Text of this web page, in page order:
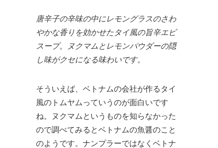
唐辛子の辛味の中にレモングラスのさわ
やかな香りを効かせたタイ風の旨辛エビ
スープ。ヌクマムとレモンパウダーの隠
し味がクセになる味わいです。
そういえば、ベトナムの会社が作るタイ
風のトムヤムっていうのが面白いです
ね。ヌクマムというものを知らなかった
ので調べてみるとベトナムの魚醤のこと
のようです。ナンプラーではなくベトナ